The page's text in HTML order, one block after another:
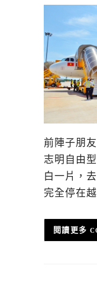
前陣子朋
志明自由
白一片，
完全停在